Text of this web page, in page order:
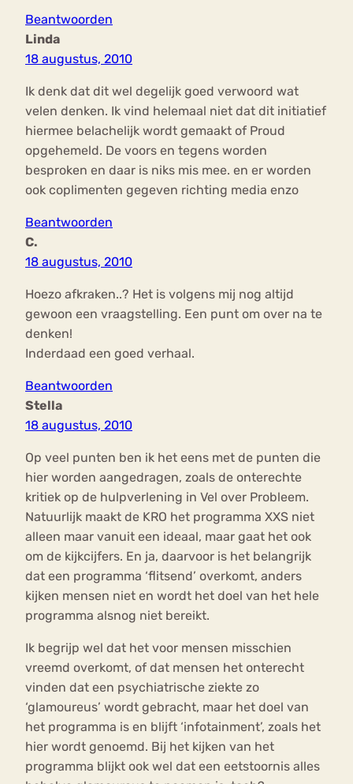
Beantwoorden
Linda
18 augustus, 2010
Ik denk dat dit wel degelijk goed verwoord wat
velen denken. Ik vind helemaal niet dat dit initiatief
hiermee belachelijk wordt gemaakt of Proud
opgehemeld. De voors en tegens worden
besproken en daar is niks mis mee. en er worden
ook coplimenten gegeven richting media enzo
Beantwoorden
C.
18 augustus, 2010
Hoezo afkraken..? Het is volgens mij nog altijd
gewoon een vraagstelling. Een punt om over na te
denken!
Inderdaad een goed verhaal.
Beantwoorden
Stella
18 augustus, 2010
Op veel punten ben ik het eens met de punten die
hier worden aangedragen, zoals de onterechte
kritiek op de hulpverlening in Vel over Probleem.
Natuurlijk maakt de KRO het programma XXS niet
alleen maar vanuit een ideaal, maar gaat het ook
om de kijkcijfers. En ja, daarvoor is het belangrijk
dat een programma ‘flitsend’ overkomt, anders
kijken mensen niet en wordt het doel van het hele
programma alsnog niet bereikt.
Ik begrijp wel dat het voor mensen misschien
vreemd overkomt, of dat mensen het onterecht
vinden dat een psychiatrische ziekte zo
‘glamoureus’ wordt gebracht, maar het doel van
het programma is en blijft ‘infotainment’, zoals het
hier wordt genoemd. Bij het kijken van het
programma blijkt ook wel dat een eetstoornis alles